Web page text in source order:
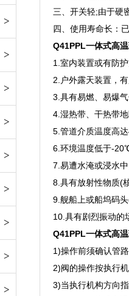
三、开关轻;由于硬
四、使用寿命长：
Q41PPL一体式高
1.室内装置或有防
2.户外露天装置，
3.具有易燃、易爆
4.湿热带、干热带
5.管道介质温度高
6.环境温度低于-
7.易遭水淹或浸水
8.具有放射性物质(
9.舰船上或船坞码
10.具有剧烈振动的
Q41PPL一体式高
1)操作前须确认管
2)阀的操作按执行
3)当执行机构方向